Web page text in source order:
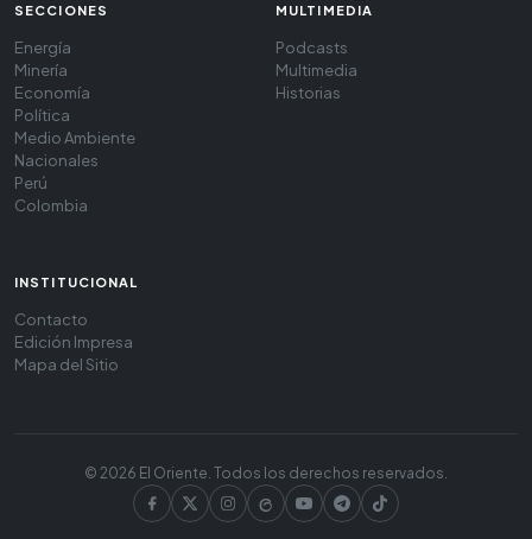
SECCIONES
Energía
Minería
Economía
Política
Medio Ambiente
Nacionales
Perú
Colombia
MULTIMEDIA
Podcasts
Multimedia
Historias
INSTITUCIONAL
Contacto
Edición Impresa
Mapa del Sitio
© 2026 El Oriente. Todos los derechos reservados.